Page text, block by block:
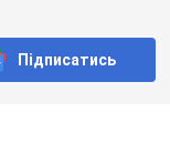
Підписатись